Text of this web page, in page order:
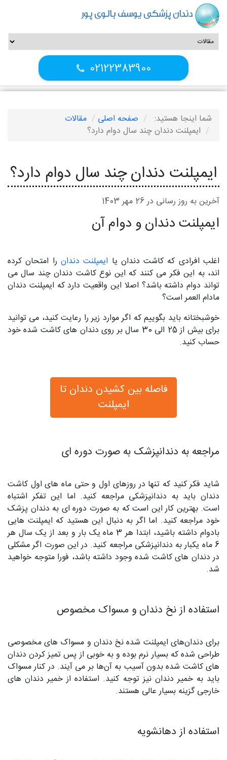
دندان پزشکی یوسف بالوی پور
02122383900
شما اینجا هستید: صفحه اصلی
مقالات
ایمپلنت دندان چند سال دوام دارد؟
ایمپلنت دندان چند سال دوام دارد؟
آخرین به روز رسانی در 26 مهر 1403
ایمپلنت دندان و دوام آن
اغلب افرادی که کاشت دندان یا ایمپلنت دندان را امتحان کرده‌
اند، به این فکر می‌ کنند که این نوع کاشت دندان چند سال می‌
تواند دوام داشته باشد؟ اصلا این واقعیت دارد که ایمپلنت دندان
مادام العمر است؟
خوشبختانه باید بگوییم که اگر موارد زیر را رعایت کنید، می‌ توانید
برای بیش از 25 الی 30 سال بر روی دندان‌ های کاشت شده خود
حساب کنید.
فاصله بین کشیدن دندان تا
ایمپلنت
مراجعه به دندانپزشک به صورت دوره‌ ای
شاید فکر کنید که تنها در روزهای اول و حتی ماه‌ های اول کاشت
دندان باید به دندانپزشکی مراجعه کنید. اما این تفکر اشتباه
است. بهترین کار این است که به صورت دوره‌ ای به دندان پزشک
خود مراجعه کنید. اما اگر به دنبال این هستید که ایمپلنت‌ هایی
بادوام داشته باشید، ابتدا هر 3 ماه یک بار و بعد از یک سال هر
6 ماه یکبار به دندانپزشکی مراجعه کنید. در این صورت اگر مشکلی
در دندان‌ های کاشت شده وجود داشته باشد، فورا متوجه خواهید
شد.
استفاده از نخ دندان و مسواک مخصوص
برای دندان‌های ایمپلنت شده نخ دندان و مسواک‌ های مخصوصی
طراحی شده که بسیار نرم بوده و به خوبی از پس تمیز کردن دندان‌
های کاشت شده بدون آسیب به آن‌ها بر می‌ آیند. در کنار مسواک
باید به خمیر دندان نیز توجه کنید. استفاده از خمیر دندان‌ های
خارجی گزینه بسیار عالی هستند.
استفاده از دهانشویه